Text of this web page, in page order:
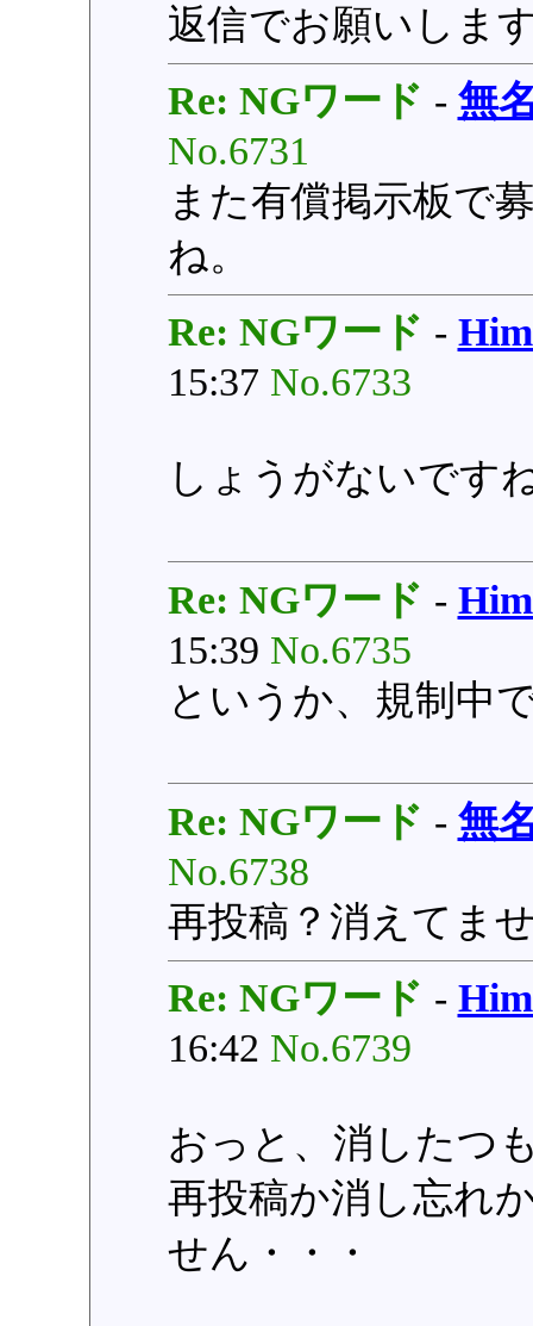
返信でお願いしま
Re: NGワード - 無
No.6731
また有償掲示板で
ね。
Re: NGワード -
15:37 No.6733
しょうがないです
Re: NGワード -
15:39 No.6735
というか、規制中
Re: NGワード - 無
No.6738
再投稿？消えてま
Re: NGワード -
16:42 No.6739
おっと、消したつ
再投稿か消し忘れ
せん・・・